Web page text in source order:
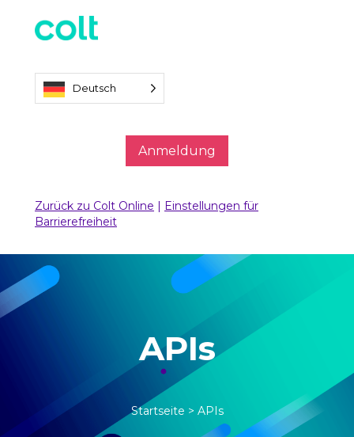
Deutsch
Anmeldung
Zurück zu Colt Online
Einstellungen für
Barrierefreiheit
APIs
Startseite > APIs